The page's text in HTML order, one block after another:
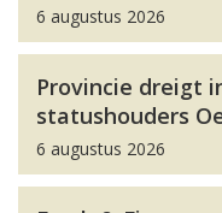
6 augustus 2026
Provincie dreigt
statushouders
6 augustus 2026